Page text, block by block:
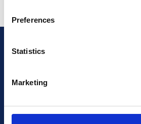
Preferences
Statistics
MarketingAsegúrate de
futuros clientes